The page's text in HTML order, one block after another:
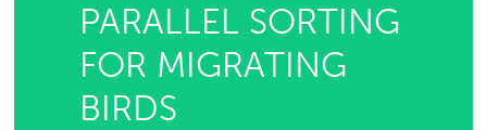
PARALLEL SORTING
FOR MIGRATING
BIRDS